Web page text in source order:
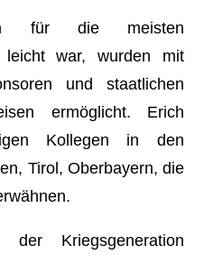
für die meisten
leicht war, wurden mit
und staatlichen
ermöglicht. Erich
Kollegen in den
Tirol, Oberbayern, die
Kriegsgeneration